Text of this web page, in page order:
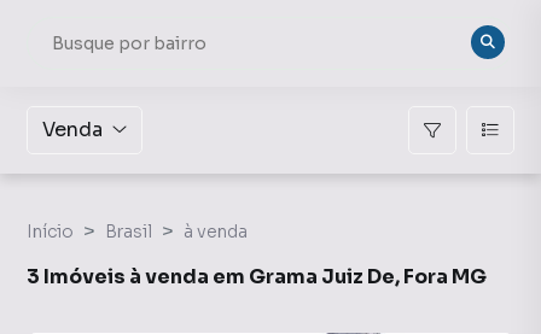
Venda
Início Brasil à venda
3 Imóveis à venda em Grama Juiz De, Fora MG